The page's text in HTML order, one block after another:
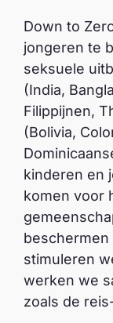
Down to
jongeren te
seksuele
(India,
Filippijnen,
(Bolivia,
kinderen en
komen voor
stimuleren
werken we
zoals de